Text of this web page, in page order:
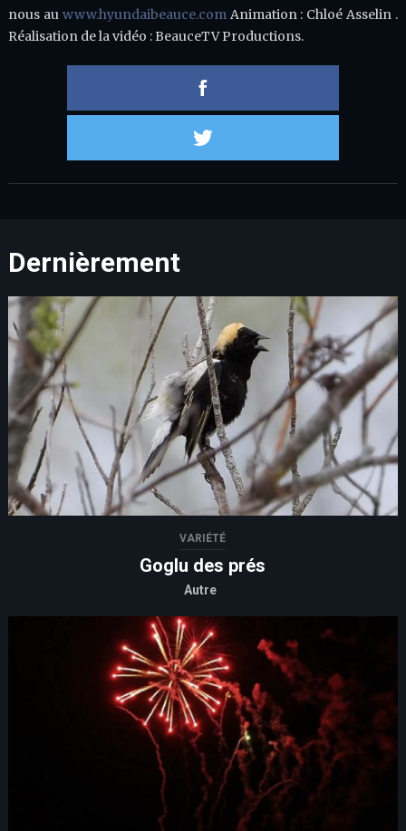
nous au www.hyundaibeauce.comAnimation : Chloé Asselin .
Réalisation de la vidéo : BeauceTV Productions.
Dernièrement
VARIÉTÉ
Goglu des prés
Autre